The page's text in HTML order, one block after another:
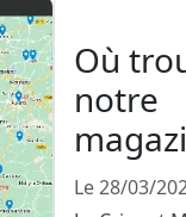
Où
notre
Le 28/03/